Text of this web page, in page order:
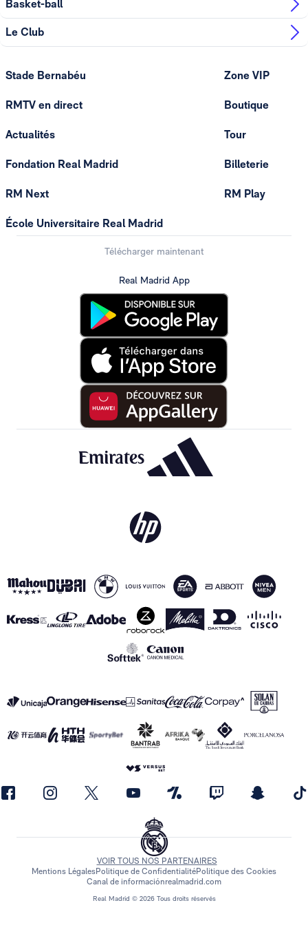
Basket-ball
Le Club
Stade Bernabéu
RMTV en direct
Actualités
Fondation Real Madrid
RM Next
École Universitaire Real Madrid
Zone VIP
Boutique
Tour
Billeterie
RM Play
Télécharger maintenant
Real Madrid App
Real Madrid © 2026 Tous droits réservés
VOIR TOUS NOS PARTENAIRES
Mentions LégalesPolitique de ConfidentialitéPolitique des Cookies
Canal de informaciónrealmadrid.com